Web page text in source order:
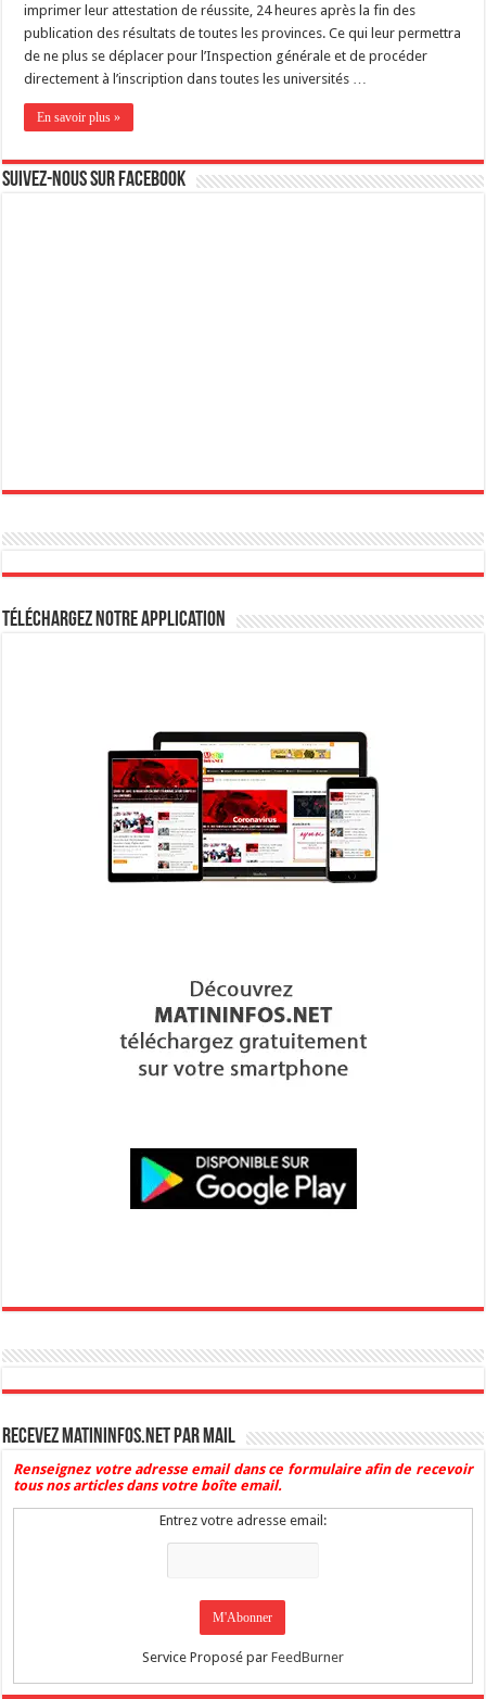
imprimer leur attestation de réussite, 24 heures après la fin des
publication des résultats de toutes les provinces. Ce qui leur permettra
de ne plus se déplacer pour l’Inspection générale et de procéder
directement à l’inscription dans toutes les universités …
En savoir plus »
Suivez-nous sur Facebook
Téléchargez notre Application
Recevez Matininfos.net par mail
Renseignez votre adresse email dans ce formulaire afin de recevoir
tous nos articles dans votre boîte email.
Entrez votre adresse email:
Service Proposé par FeedBurner